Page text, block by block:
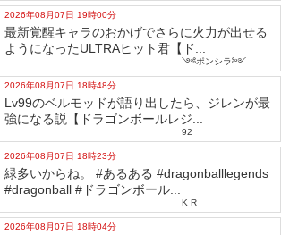
2026年08月07日 19時00分
最新覚醒キャラのおかげでさらに火力が出せる
ようになったULTRAヒット君【ド...
༺ポンシラ༻
2026年08月07日 18時48分
Lv99のベルモッドが語り出したら、ジレンが最
強になる説【ドラゴンボールレジ...
92
2026年08月07日 18時23分
緑多いからね。 #あるある #dragonballlegends
#dragonball #ドラゴンボール...
K R
2026年08月07日 18時04分